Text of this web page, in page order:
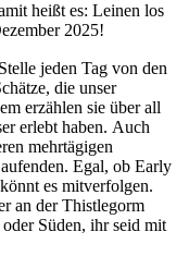
heißt es: Leinen los
2025!
jeden Tag von den
die unser
erzählen sie über all
erlebt haben. Auch
mehrtägigen
Egal, ob Early
es mitverfolgen.
an der Thistlegorm
Süden, ihr seid mit